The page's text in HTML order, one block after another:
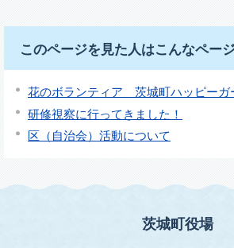
このページを見た人はこんなペー
花のボランティア 茨城町ハッピーガ
研修視察に行ってきました！
区（自治会）活動について
茨城町役場